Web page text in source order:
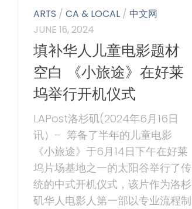
ARTS /CA & LOCAL / 中文网
JUNE 16, 2024
填补华人儿童电影题材
空白 《小旅途》在好莱
坞举行开机仪式
LAPost洛杉矶(2024年6月16日
讯）– 筹备了半年的儿童电影
《小旅途》于6月14日下午在好莱
坞片场基地之一的太阳谷举行了传
统的中式开机仪式，该片作为洛杉
矶华人电影人第一部以专业流程制